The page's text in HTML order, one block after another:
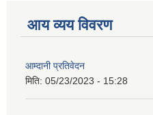
आय व्यय विवरण
आम्दानी प्रतिवेदन
मिति: 05/23/2023 - 15:28